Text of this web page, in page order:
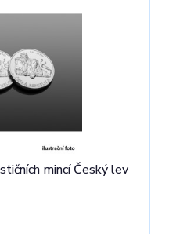
mincí Český lev